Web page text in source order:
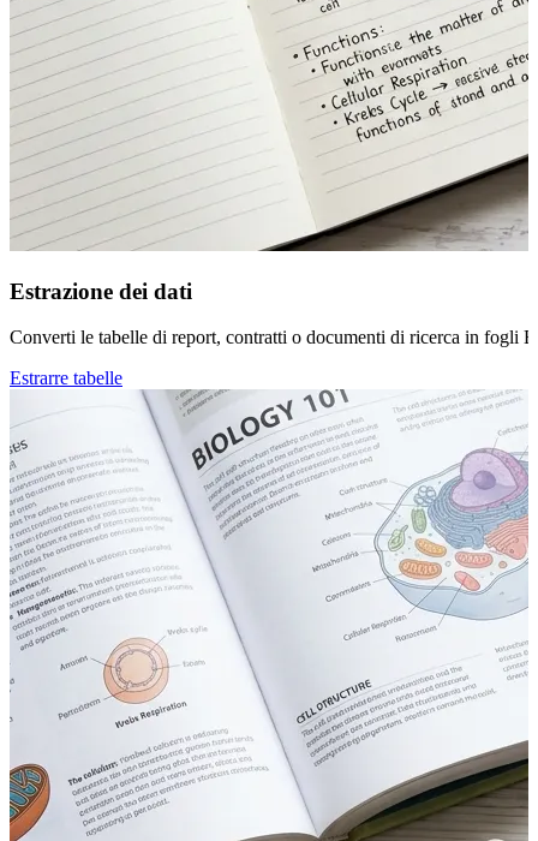
Estrazione dei dati
Converti le tabelle di report, contratti o documenti di ricerca in fogli
Estrarre tabelle